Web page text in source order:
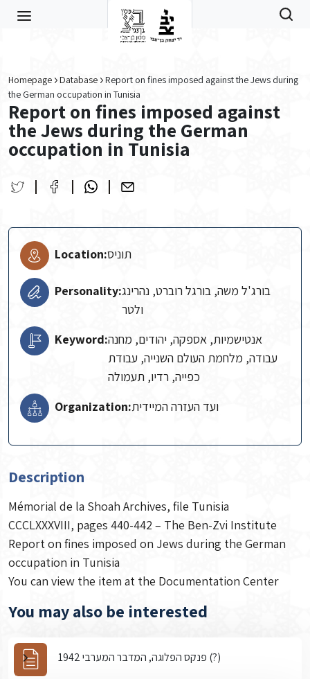
Homepage Database
Report on fines imposed against the Jews during
the German occupation in Tunisia
Report on fines imposed against
the Jews during the German
occupation in Tunisia
Location:תוניס
Personality:בורג'ל משה, בורגל רוברט, נהרינג
ולטר
Keyword:אנטישמיות, אספקה, יהודים, מחנה
עבודה, מלחמת העולם השנייה, עבודת
כפייה, רדיו, תעמולה
Organization:ועד העזרה המיידית
Description
Mémorial de la Shoah Archives, file Tunisia
CCCLXXXVIII, pages 440-442 – The Ben-Zvi Institute
Report on fines imposed on Jews during the German
occupation in Tunisia
You can view the item at the Documentation Center
You may also be interested
פנקס הפלוגה, המדבר המערבי 1942 (?)